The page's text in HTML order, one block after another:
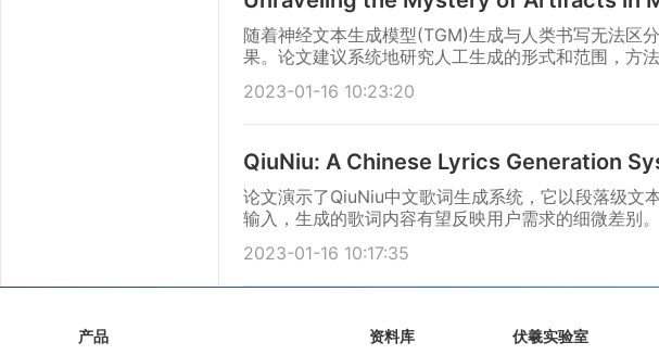
随着神经文本生成模型(TGM)生成与人类书写无法区
果。论文建议系统地研究人工生成的形式和范围，方
2023-01-16 10:23:20
QiuNiu: A Chinese Lyrics Generation
论文演示了QiuNiu中文歌词生成系统，它以段落级文
输入，生成的歌词内容有望反映用户需求的细微差别
2023-01-16 10:17:35
产品 资料库 伏羲实验室